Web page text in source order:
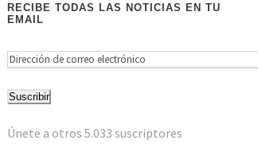
RECIBE TODAS LAS NOTICIAS EN TU
EMAIL
D
r
c
Suscribir
Únete a otros 5.033 suscriptores